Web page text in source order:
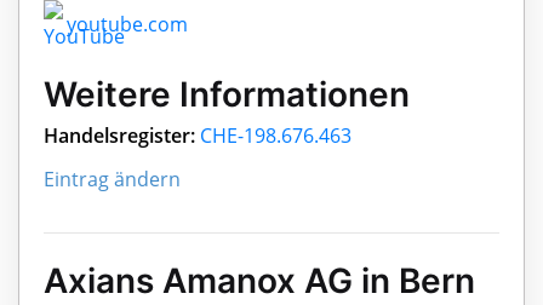
youtube.com
Weitere Informationen
Handelsregister: CHE-198.676.463
Eintrag ändern
Axians Amanox AG in Bern